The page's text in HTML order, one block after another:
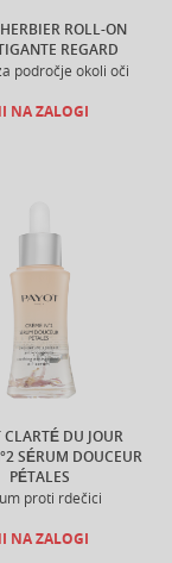
ROLL-ON
REGARD
področje okoli oči
NA ZALOGI
CLARTÉ DU JOUR
SÉRUM DOUCEUR
PÉTALES
proti rdečici
NA ZALOGI